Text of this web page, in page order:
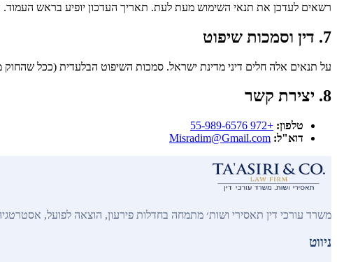
רשאים לעדכן את תנאי השימוש מעת לעת. תאריך העדכון יופיע בראש
7. דין וסמכות שיפוט
על תנאים אלה חלים דיני מדינת ישראל. סמכות השיפוט הבלעדית (ככל
8. יצירת קשר
טלפון: +972 55-989-6576
דוא"ל: Misradim@Gmail.com
משרד עורכי דין תאסירי ושות׳ מתמחה בחדלות פירעון, הוצאה לפועל,
ניווט